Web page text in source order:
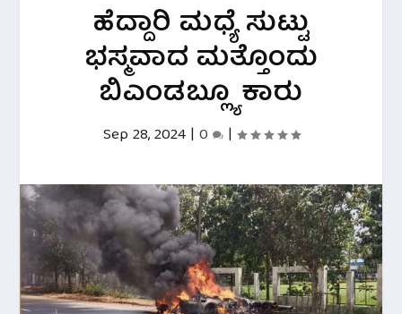
ಹೆದ್ದಾರಿ ಮಧ್ಯೆ ಸುಟ್ಟು
ಭಸ್ಮವಾದ ಮತ್ತೊಂದು
ಬಿಎಂಡಬ್ಲ್ಯೂ ಕಾರು
Sep 28, 2024| 0 |